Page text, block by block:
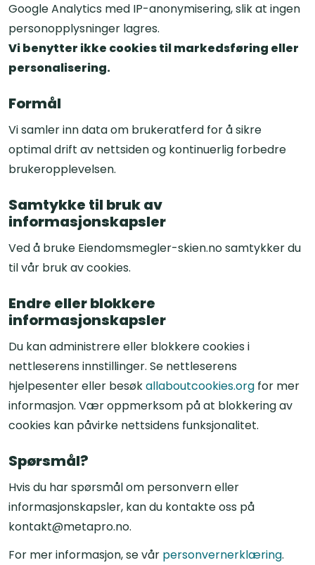
Google Analytics med IP-anonymisering, slik at ingen
personopplysninger lagres.
Vi benytter ikke cookies til markedsføring eller
personalisering.
Formål
Vi samler inn data om brukeratferd for å sikre
optimal drift av nettsiden og kontinuerlig forbedre
brukeropplevelsen.
Samtykke til bruk av
informasjonskapsler
Ved å bruke Eiendomsmegler-skien.no samtykker du
til vår bruk av cookies.
Endre eller blokkere
informasjonskapsler
Du kan administrere eller blokkere cookies i
nettleserens innstillinger. Se nettleserens
hjelpesenter eller besøkallaboutcookies.org for mer
informasjon. Vær oppmerksom på at blokkering av
cookies kan påvirke nettsidens funksjonalitet.
Spørsmål?
Hvis du har spørsmål om personvern eller
informasjonskapsler, kan du kontakte oss på
kontakt@metapro.no.
For mer informasjon, se vår personvernerklæring.